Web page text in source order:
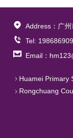
Address：广
Tel:
Email：
Huamei Primary
Rongchuang